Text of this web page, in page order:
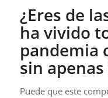
¿Eres de
ha vivido
pandemia
sin
Puede que este